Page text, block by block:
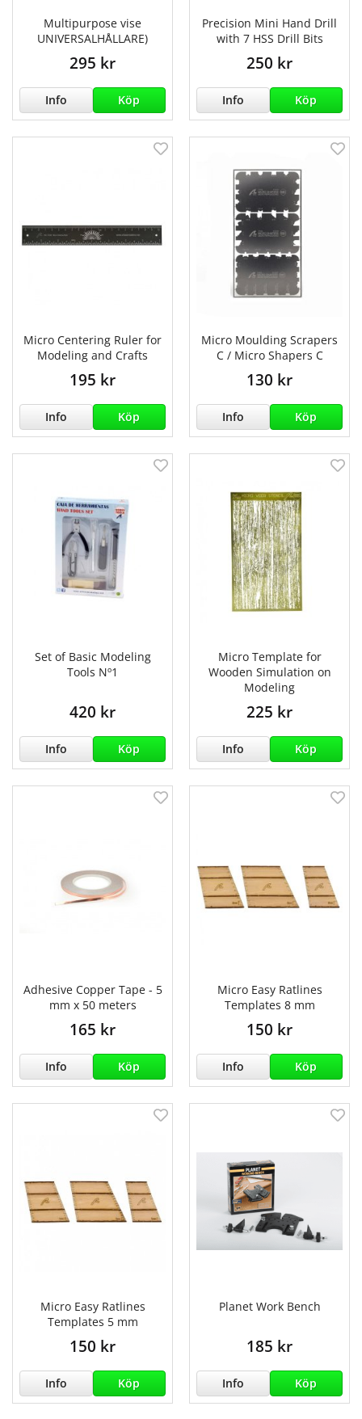
Multipurpose vise
UNIVERSALHÅLLARE)
295 kr
Info Köp
Precision Mini Hand Drill
with 7 HSS Drill Bits
250 kr
Info Köp
Micro Centering Ruler for
Modeling and Crafts
195 kr
Info Köp
Micro Moulding Scrapers
C / Micro Shapers C
130 kr
Info Köp
Set of Basic Modeling
Tools Nº1
420 kr
Info Köp
Micro Template for
Wooden Simulation on
Modeling
225 kr
Info Köp
Adhesive Copper Tape - 5
mm x 50 meters
165 kr
Info Köp
Micro Easy Ratlines
Templates 8 mm
150 kr
Info Köp
Micro Easy Ratlines
Templates 5 mm
150 kr
Info Köp
Planet Work Bench
185 kr
Info Köp